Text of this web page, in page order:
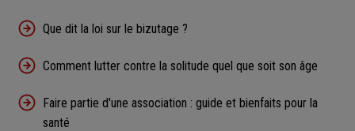
Que dit la loi sur le bizutage ?
Comment lutter contre la solitude quel que soit son âge
Faire partie d'une association : guide et bienfaits pour la
santé